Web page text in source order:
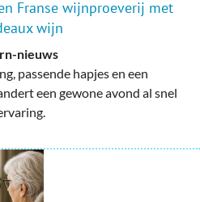
Franse wijnproeverij met
wijn
nieuws
passende hapjes en een
een gewone avond al snel